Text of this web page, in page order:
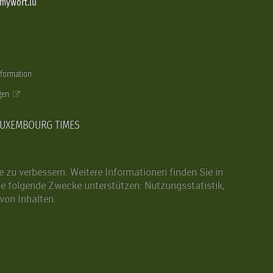
TIMES
verbessern. Weitere Informationen finden Sie in
folgende Zwecke unterstützen: Nutzungsstatistik,
Inhalten.